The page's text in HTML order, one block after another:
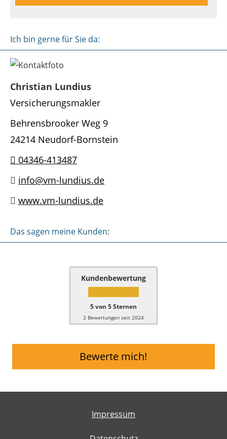
Ich bin gerne für Sie da:
Christian Lundius
Versicherungsmakler
Behrensbrooker Weg 9
24214 Neudorf-Bornstein
04346-413487
info@vm-lundius.de
www.vm-lundius.de
Das sagen meine Kunden:
Kundenbewertung
5von 5Sternen
2 Bewertungen seit 2024
Bewerte mich!
Impressum